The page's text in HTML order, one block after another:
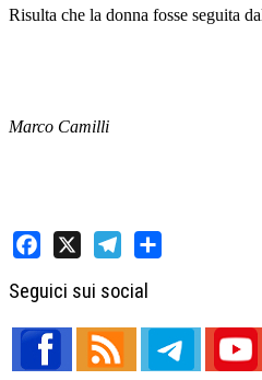
Risulta che la donna fosse seguita
Marco Camilli
Seguici sui social